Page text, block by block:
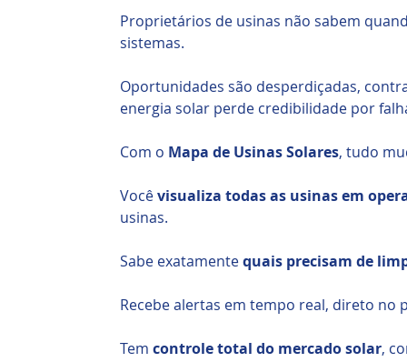
Proprietários de usinas não sabem
sistemas.
Oportunidades são desperdiçadas,
energia solar perde credibilidade por
Com o Mapa de Usinas Solares, tudo
Vocêvisualiza todas as usinas em
usinas.
Sabe exatamentequais precisam de
Recebe alertas em tempo real, direto no
Tem controle total do mercado solar,